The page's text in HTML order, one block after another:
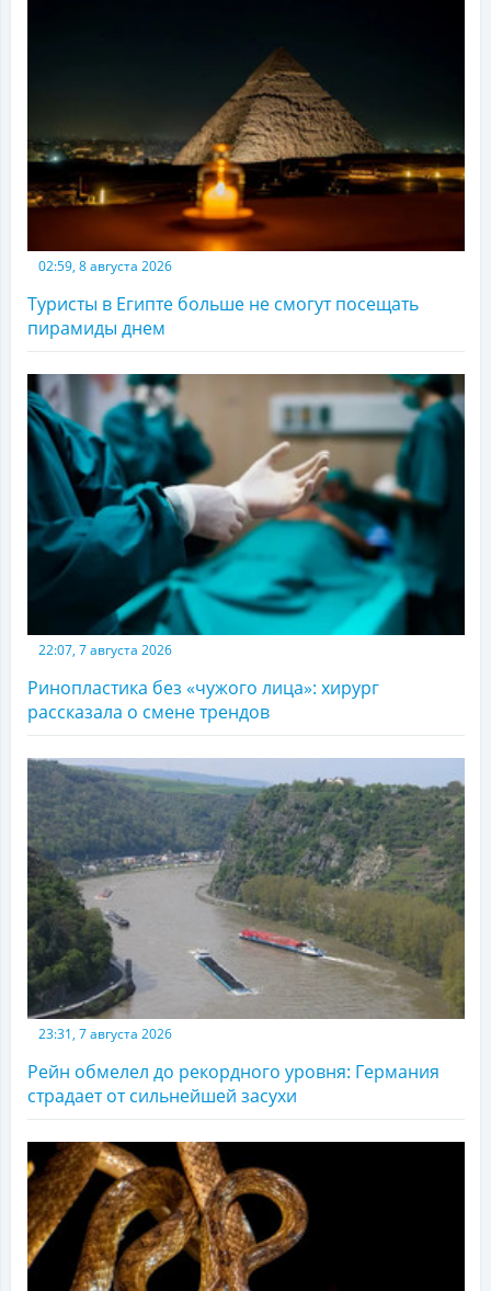
02:59, 8 августа 2026
Туристы в Египте больше не смогут посещать
пирамиды днем
22:07, 7 августа 2026
Ринопластика без «чужого лица»: хирург
рассказала о смене трендов
23:31, 7 августа 2026
Рейн обмелел до рекордного уровня: Германия
страдает от сильнейшей засухи